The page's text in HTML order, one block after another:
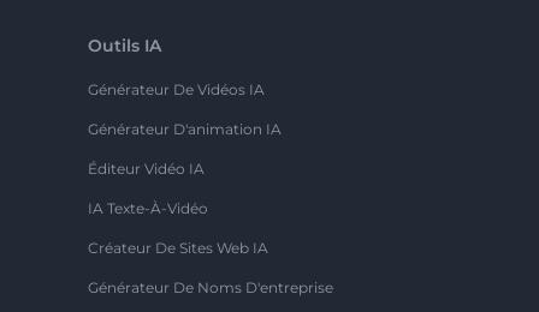
Outils IA
Générateur De Vidéos IA
Générateur D'animation IA
Éditeur Vidéo IA
IA Texte-À-Vidéo
Créateur De Sites Web IA
Générateur De Noms D'entreprise